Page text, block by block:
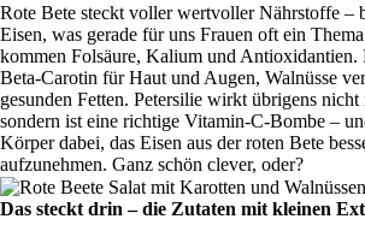
Rote Bete steckt voller wertvoller Nährstoffe –
Eisen, was gerade für uns Frauen oft ein
kommen Folsäure, Kalium und Antioxidantien.
Beta-Carotin für Haut und Augen, Walnüsse
gesunden Fetten. Petersilie wirkt übrigens nicht
sondern ist eine richtige Vitamin-C-Bombe –
Körper dabei, das Eisen aus der roten Bete
aufzunehmen. Ganz schön clever, oder?
Das steckt drin – die Zutaten mit kleinen